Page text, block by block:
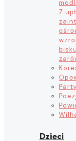
Z
Dzieci